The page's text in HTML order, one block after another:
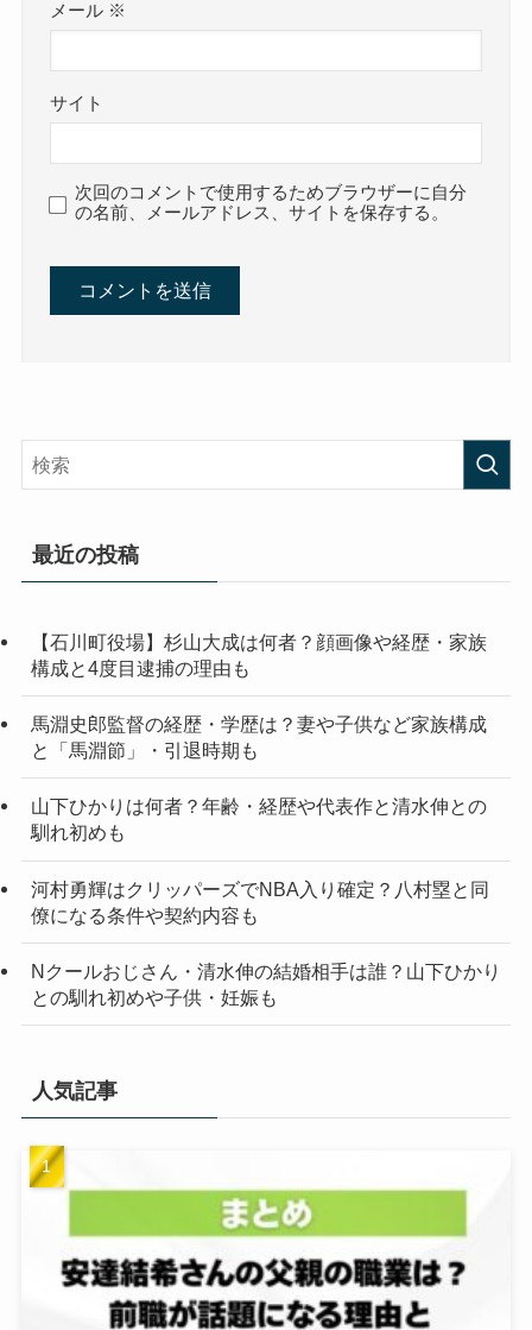
メール ※
サイト
次回のコメントで使用するためブラウザーに自分
の名前、メールアドレス、サイトを保存する。
最近の投稿
【石川町役場】杉山大成は何者？顔画像や経歴・家族
構成と4度目逮捕の理由も
馬淵史郎監督の経歴・学歴は？妻や子供など家族構成
と「馬淵節」・引退時期も
山下ひかりは何者？年齢・経歴や代表作と清水伸との
馴れ初めも
河村勇輝はクリッパーズでNBA入り確定？八村塁と同
僚になる条件や契約内容も
Nクールおじさん・清水伸の結婚相手は誰？山下ひかり
との馴れ初めや子供・妊娠も
人気記事